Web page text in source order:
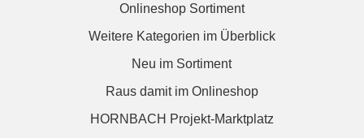
Onlineshop Sortiment
Weitere Kategorien im Überblick
Neu im Sortiment
Raus damit im Onlineshop
HORNBACH Projekt-Marktplatz